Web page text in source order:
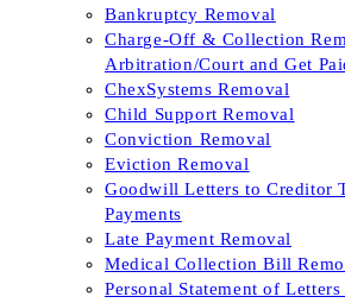
Bankruptcy Removal
Charge-Off & Collection
Arbitration/Court and Get
ChexSystems Removal
Child Support Removal
Conviction Removal
Eviction Removal
Goodwill Letters to Creditor
Payments
Late Payment Removal
Medical Collection Bill
Personal Statement of